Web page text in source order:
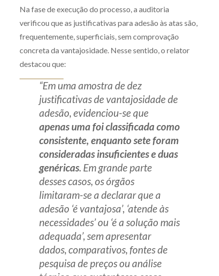
Na fase de execução do processo, a auditoria
verificou que as justificativas para adesão às atas são,
frequentemente, superficiais, sem comprovação
concreta da vantajosidade. Nesse sentido, o relator
destacou que:
“Em uma amostra de dez
justificativas de vantajosidade de
adesão, evidenciou-se que
apenas umafoi classificada como
consistente, enquanto sete foram
consideradas insuficientes e duas
genéricas. Em grande parte
desses casos, os órgãos
limitaram-se a declarar que a
adesão ‘é vantajosa’, ‘atende às
necessidades’ ou ‘é a solução mais
adequada’, sem apresentar
dados, comparativos, fontes de
pesquisa de preços ou análise